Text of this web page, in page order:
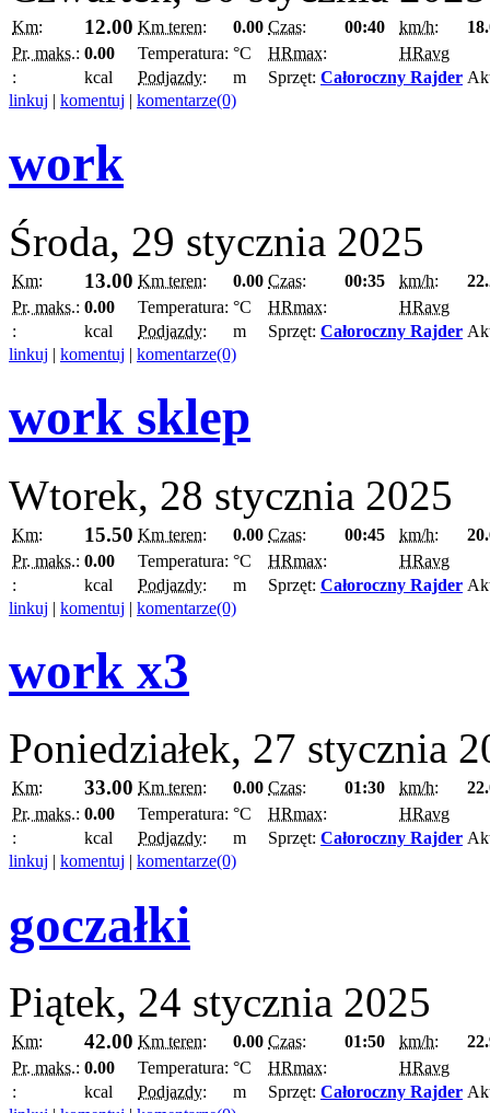
Km: 12.00 Km teren: 0.00 Czas: 00:40 km/h:
Pr. maks.: 0.00 Temperatura: °C HRmax:
HRavg
:
kcal Podjazdy: m Sprzęt: Całoroczny Rajder
linkuj | komentuj | komentarze(0)
work
Środa, 29 stycznia 2025
Km: 13.00 Km teren: 0.00 Czas: 00:35 km/h:
Pr. maks.: 0.00 Temperatura: °C HRmax:
HRavg
:
kcal Podjazdy: m Sprzęt: Całoroczny Rajder
linkuj | komentuj | komentarze(0)
work sklep
Wtorek, 28 stycznia 2025
Km: 15.50 Km teren: 0.00 Czas: 00:45 km/h:
Pr. maks.: 0.00 Temperatura: °C HRmax:
HRavg
:
kcal Podjazdy: m Sprzęt: Całoroczny Rajder
linkuj | komentuj | komentarze(0)
work x3
Poniedziałek, 27 stycznia
Km: 33.00 Km teren: 0.00 Czas: 01:30 km/h:
Pr. maks.: 0.00 Temperatura: °C HRmax:
HRavg
:
kcal Podjazdy: m Sprzęt: Całoroczny Rajder
linkuj | komentuj | komentarze(0)
goczałki
Piątek, 24 stycznia 2025
Km: 42.00 Km teren: 0.00 Czas: 01:50 km/h:
Pr. maks.: 0.00 Temperatura: °C HRmax:
HRavg
:
kcal Podjazdy: m Sprzęt: Całoroczny Rajder